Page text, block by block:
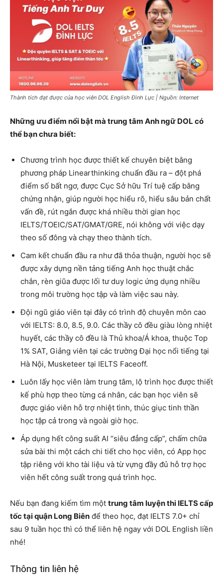
Thành tích đạt được của học viên DOL English Đình Lực | Nguồn: Internet
Những ưu điểm nổi bật mà trung tâm Anh ngữ DOL có
thể bạn chưa biết:
Chương trình học được thiết kế chuyên biệt bằng
phương pháp Linearthinking chuẩn đầu ra – đột phá
điểm số bất ngơ, được Cục Sở hữu Trí tuệ cấp bằng
chứng nhận, giúp người học hiểu rõ, hiểu sâu bản chất
vấn đề, rút ngắn được khá nhiều thời gian học
IELTS/TOEIC/SAT/GMAT/GRE, nói không với việc dạy
theo số đông và chạy theo thành tích.
Cam kết chuẩn đầu ra như đã thỏa thuận, người học sẽ
được xây dựng nền tảng tiếng Anh học thuật chắc
chắn, rèn giũa được lối tư duy logic ứng dụng nhiều
trong môi trường học tập và làm việc sau này.
Đội ngũ giáo viên tại đây có trình độ chuyên môn cao
với IELTS: 8.0, 8.5, 9.0. Các thầy cô đều giàu lòng nhiệt
huyết, các thầy cô đều là Thủ khoa/Á khoa, thuộc Top
1% SAT, Giảng viên tại các trường Đại học nổi tiếng tại
Hà Nội, Musketeer tại IELTS Faceoff.
Luôn lấy học viên làm trung tâm, lộ trình học được thiết
kế phù hợp theo từng cá nhân, các bạn học viên sẽ
được giáo viên hỗ trợ nhiệt tình, thúc giục tinh thần
học tập cả trong và ngoài giờ học.
Áp dụng hết công suất AI “siêu đẳng cấp”, chấm chữa
sửa bài thi một cách chi tiết cho học viên, có App học
tập riêng với kho tài liệu và từ vựng đầy đủ hỗ trợ học
viên hết công suất trong quá trình học.
Nếu bạn đang kiếm tìm một trung tâm luyện thi IELTS cấp
tốc tại quận Long Biên để theo học, đạt IELTS 7.0+ chỉ
sau 9 tuần học thì có thể liên hệ ngay với DOL English liền
nhé!
Thông tin liên hệ